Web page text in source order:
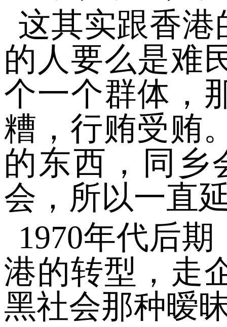
这其实跟香
的人要么是难
个一个群体，
糟，行贿受贿
的东西，同乡
会，所以一直
1970年代后
港的转型，走
黑社会那种暧